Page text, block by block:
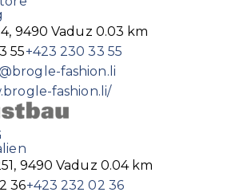
9490 Vaduz 0.03 km
55+423 230 33 55
fashion.li
fashion.li/
9490 Vaduz 0.04 km
36+423 232 02 36